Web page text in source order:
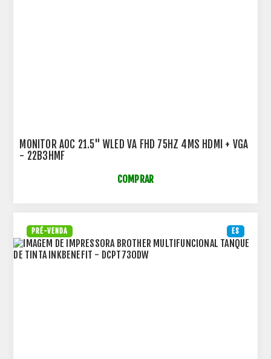
MONITOR AOC 21.5" WLED VA FHD 75HZ 4MS HDMI + VGA
- 22B3HMF
COMPRAR
ES
PRÉ-VENDA